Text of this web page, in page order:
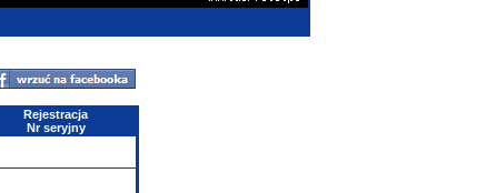
Rejestracja
Nr seryjny